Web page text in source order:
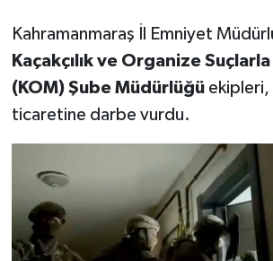
Kahramanmaraş İl Emniyet
Kaçakçılık ve Organize
(KOM) Şube Müdürlüğüekipleri,
ticaretine darbe vurdu.
YEREL YÖNETİM
MEDYA
ÜÇÜNCÜ SAYFA
BİLİMNET